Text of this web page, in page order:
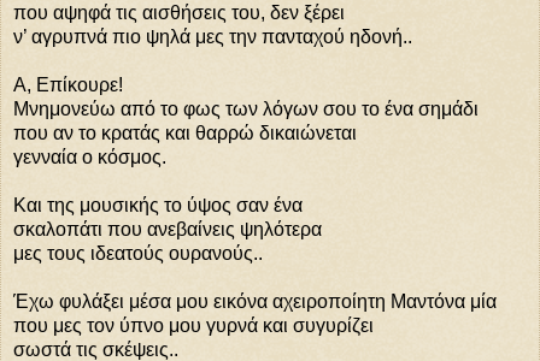
που αψηφά τις αισθήσεις του, δεν ξέρει
ν’ αγρυπνά πιο ψηλά μες την πανταχού ηδονή..
Α, Επίκουρε!
Μνημονεύω από το φως των λόγων σου το ένα σημάδι
που αν το κρατάς και θαρρώ δικαιώνεται
γενναία ο κόσμος.
Και της μουσικής το ύψος σαν ένα
σκαλοπάτι που ανεβαίνεις ψηλότερα
μες τους ιδεατούς ουρανούς..
Έχω φυλάξει μέσα μου εικόνα αχειροποίητη Μαντόνα μία
που μες τον ύπνο μου γυρνά και συγυρίζει
σωστά τις σκέψεις..